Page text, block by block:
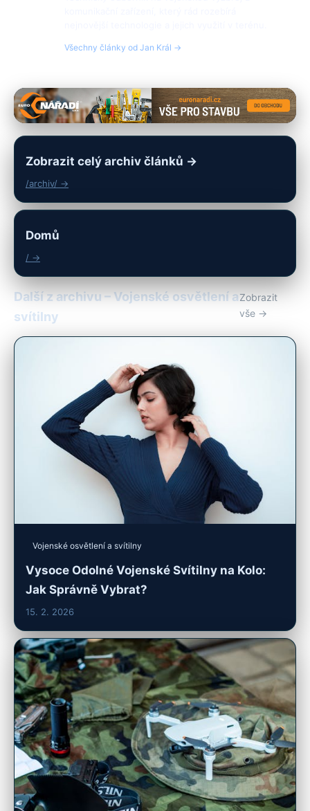
Všechny články od Jan Král →
Zobrazit celý archiv článků →
/archiv/ →
Domů
/ →
Další z archivu – Vojenské osvětlení a
svítilny
Zobrazit
vše →
Vojenské osvětlení a svítilny
Vysoce Odolné Vojenské Svítilny na Kolo:
Jak Správně Vybrat?
15. 2. 2026